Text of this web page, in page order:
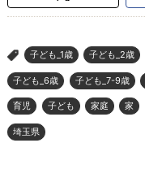
> 子ども_1歳 子ども_2歳
子ども_6歳 子ども_7-9歳
育児 子ども 家庭 家
埼玉県